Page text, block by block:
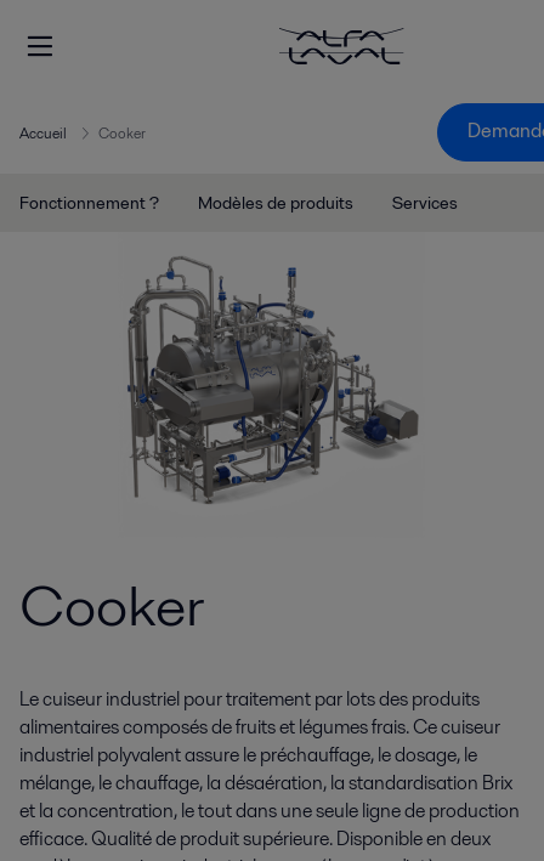
Accueil Cooker
Fonctionnement ? Modèles de produits Services
Cooker
Le cuiseur industriel pour traitement par lots des produits
alimentaires composés de fruits et légumes frais. Ce cuiseur
industriel polyvalent assure le préchauffage, le dosage, le
mélange, le chauffage, la désaération, la standardisation Brix
et la concentration, le tout dans une seule ligne de production
efficace. Qualité de produit supérieure. Disponible en deux